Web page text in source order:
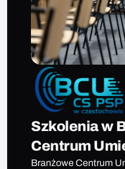
Szkolenia w
Centrum
Branżowe Centrum